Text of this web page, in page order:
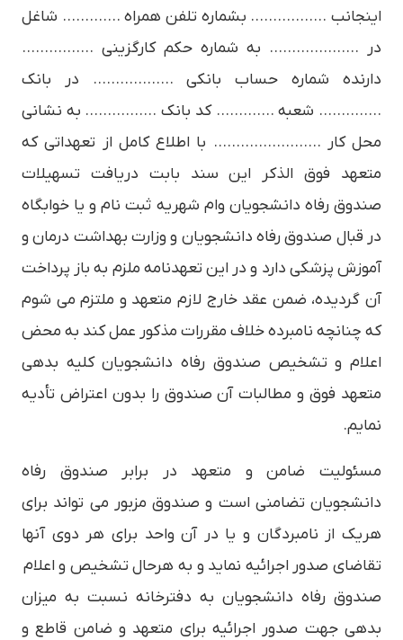
اينجانب …………….. بشماره تلفن همراه …………. شاغل
در ……………….. به شماره حكم كارگزيني …………….
دارنده شماره حساب بانكي ……………… در بانك
………….. شعبه …………. كد بانك ……………. به نشاني
محل كار …………………… با اطلاع كامل از تعهداتي كه
متعهد فوق الذكر اين سند بابت دريافت تسهيلات
صندوق رفاه دانشجويان وام شهريه ثبت نام و يا خوابگاه
در قبال صندوق رفاه دانشجويان و وزارت بهداشت درمان و
آموزش پزشكي دارد و در اين تعهدنامه ملزم به باز پرداخت
آن گرديده، ضمن عقد خارج لازم متعهد و ملتزم مي شوم
كه چنانچه نامبرده خلاف مقررات مذكور عمل كند به محض
اعلام و تشخيص صندوق رفاه دانشجويان كليه بدهي
متعهد فوق و مطالبات آن صندوق را بدون اعتراض تأديه
نمايم.
مسئوليت ضامن و متعهد در برابر صندوق رفاه
دانشجويان تضامني است و صندوق مزبور مي تواند براي
هريك از نامبردگان و يا در آن واحد براي هر دوي آنها
تقاضاي صدور اجرائيه نمايد و به هرحال تشخيص و اعلام
صندوق رفاه دانشجويان به دفترخانه نسبت به ميزان
بدهي جهت صدور اجرائيه براي متعهد و ضامن قاطع و